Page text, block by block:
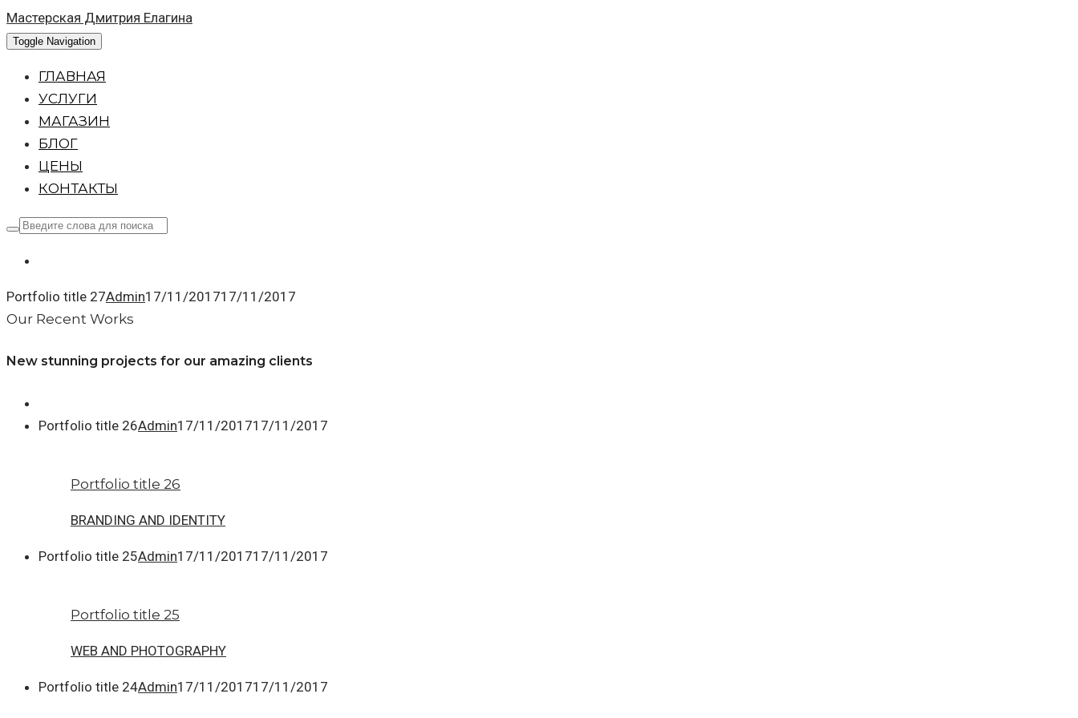
Мастерская Дмитрия Елагина
Toggle Navigation
ГЛАВНАЯ
УСЛУГИ
МАГАЗИН
БЛОГ
ЦЕНЫ
КОНТАКТЫ
Portfolio title 27Admin17/11/201717/11/2017
Our Recent Works
New stunning projects for our amazing clients
Portfolio title 26Admin17/11/201717/11/2017
Portfolio title 26
BRANDING AND IDENTITY
Portfolio title 25Admin17/11/201717/11/2017
Portfolio title 25
WEB AND PHOTOGRAPHY
Portfolio title 24Admin17/11/201717/11/2017